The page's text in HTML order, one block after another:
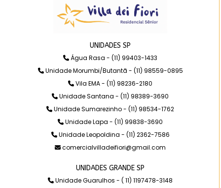
UNIDADES SP
Água Rasa - (11) 99403-1433
Unidade Morumbi/Butantã - (11) 98559-0895
Vila EMA - (11) 98236-2180
Unidade Santana - (11) 98389-3690
Unidade Sumarezinho - (11) 98534-1762
Unidade Lapa - (11) 99838-3690
Unidade Leopoldina - (11) 2362-7586
comercialvilladeifiori@gmail.com
UNIDADES GRANDE SP
Unidade Guarulhos - ( 11) 1197478-3148